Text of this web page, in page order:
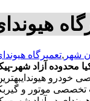
شهر ,تعمیرگاه
محدوده آزاد شهر-
خودرو
موتور و